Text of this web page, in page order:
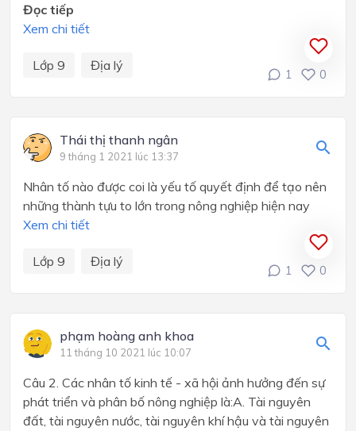
Đọc tiếp
Xem chi tiết
Lớp 9 Địa lý
1 0
Thái thị thanh ngân
9 tháng 1 2021 lúc 13:37
Nhân tố nào được coi là yếu tố quyết định để tạo nên
những thành tựu to lớn trong nông nghiệp hiện nay
Xem chi tiết
Lớp 9 Địa lý
1 0
phạm hoàng anh khoa
11 tháng 10 2021 lúc 10:07
Câu 2. Các nhân tố kinh tế - xã hội ảnh hưởng đến sự
phát triển và phân bố nông nghiệp là:A. Tài nguyên
đất, tài nguyên nước, tài nguyên khí hậu và tài nguyên